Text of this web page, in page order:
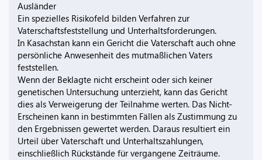
Ausländer
Ein spezielles Risikofeld bilden Verfahren zur
Vaterschaftsfeststellung und Unterhaltsforderungen.
In Kasachstan kann ein Gericht die Vaterschaft auch ohne
persönliche Anwesenheit des mutmaßlichen Vaters
feststellen.
Wenn der Beklagte nicht erscheint oder sich keiner
genetischen Untersuchung unterzieht, kann das Gericht
dies als Verweigerung der Teilnahme werten. Das Nicht-
Erscheinen kann in bestimmten Fällen als Zustimmung zu
den Ergebnissen gewertet werden. Daraus resultiert ein
Urteil über Vaterschaft und Unterhaltszahlungen,
einschließlich Rückstände für vergangene Zeiträume.